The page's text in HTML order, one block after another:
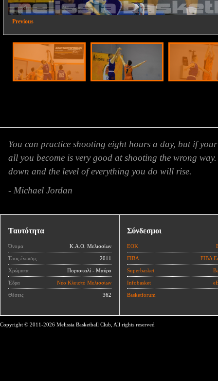
2/27
Previous
You can practice shooting eight hours a day, but if
all you become is very good at shooting the wrong
down and the level of everything you do will rise.
- Michael Jordan
Ταυτότητα
Όνομα Κ.Α.Ο. Μελισσίων
Έτος ένωσης 2011
Χρώματα Πορτοκαλί - Μαύρο
Έδρα Νέο Κλειστό Μελισσίων
Θέσεις 362
Σύνδεσμοι
ΕΟΚ
FIBA FIBA
Superbasket
Infobasket
Basketforum
Copyright © 2011-2026 Melissia Basketball Club, All rights reserved